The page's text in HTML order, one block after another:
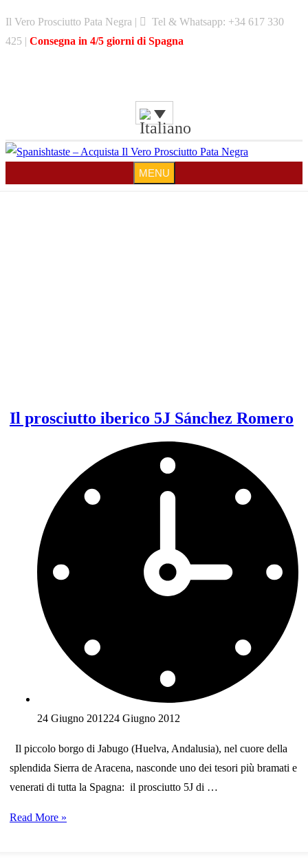
Il Vero Prosciutto Pata Negra |
Tel & Whatsapp: +34 617 330
425 | Consegna in 4/5 giorni di Spagna
MENU
MENU
Il prosciutto iberico 5J Sánchez Romero
24 Giugno 201224 Giugno 2012
Il piccolo borgo di Jabugo (Huelva, Andalusia), nel cuore della
splendida Sierra de Aracena, nasconde uno dei tesori più bramati e
venerati di tutta la Spagna: il prosciutto 5J di …
Il
Read More »